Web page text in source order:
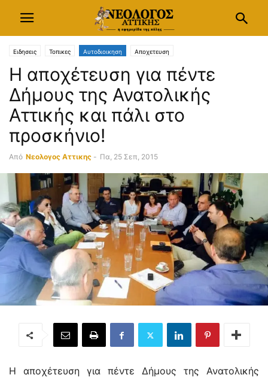
Ειδησεις Τοπικες Αυτοδιοικηση Αποχετευση
Η αποχέτευση για πέντε
Δήμους της Ανατολικής
Αττικής και πάλι στο
προσκήνιο!
Από Νεολογος Αττικης - Πα, 25 Σεπ, 2015
Η αποχέτευση για πέντε Δήμους της Ανατολικής